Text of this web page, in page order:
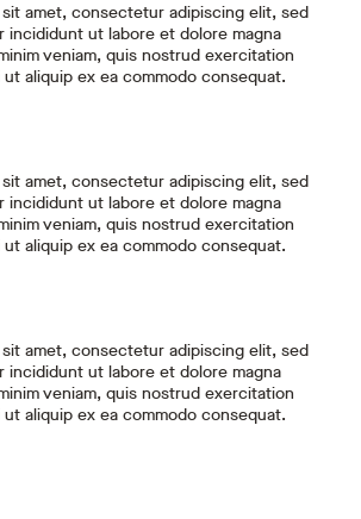
Item 3
Item 5
amet, consectetur adipiscing elit, sed
incididunt ut labore et dolore magna
veniam, quis nostrud exercitation
aliquip ex ea commodo consequat.
amet, consectetur adipiscing elit, sed
incididunt ut labore et dolore magna
veniam, quis nostrud exercitation
aliquip ex ea commodo consequat.
amet, consectetur adipiscing elit, sed
incididunt ut labore et dolore magna
veniam, quis nostrud exercitation
aliquip ex ea commodo consequat.